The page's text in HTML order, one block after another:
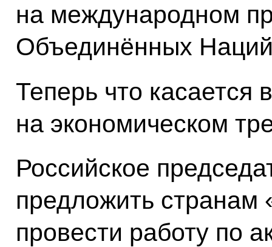
на международном
Объединённых
Теперь что
на экономическом
Российское
предложить странам
провести работу по